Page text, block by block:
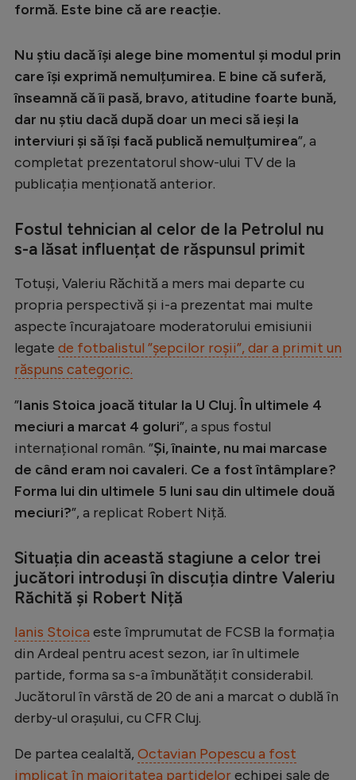
formă. Este bine că are reacție.
Nu știu dacă își alege bine momentul și modul prin
care își exprimă nemulțumirea. E bine că suferă,
înseamnă că îi pasă, bravo, atitudine foarte bună,
dar nu știu dacă după doar un meci să ieși la
interviuri și să își facă publică nemulțumirea”, a
completat prezentatorul show-ului TV de la
publicația menționată anterior.
Fostul tehnician al celor de la Petrolul nu
s-a lăsat influențat de răspunsul primit
Totuși, Valeriu Răchită a mers mai departe cu
propria perspectivă și i-a prezentat mai multe
aspecte încurajatoare moderatorului emisiunii
legate de fotbalistul ”șepcilor roșii”, dar a primit un
răspuns categoric.
”Ianis Stoica joacă titular la U Cluj. În ultimele 4
meciuri a marcat 4 goluri”, a spus fostul
internațional român. ”Și, înainte, nu mai marcase
de când eram noi cavaleri. Ce a fost întâmplare?
Forma lui din ultimele 5 luni sau din ultimele două
meciuri?”, a replicat Robert Niță.
Situația din această stagiune a celor trei
jucători introduși în discuția dintre Valeriu
Răchită și Robert Niță
Ianis Stoica este împrumutat de FCSB la formația
din Ardeal pentru acest sezon, iar în ultimele
partide, forma sa s-a îmbunătățit considerabil.
Jucătorul în vârstă de 20 de ani a marcat o dublă în
derby-ul orașului, cu CFR Cluj.
De partea cealaltă, Octavian Popescu a fost
implicat în majoritatea partidelorechipei sale de